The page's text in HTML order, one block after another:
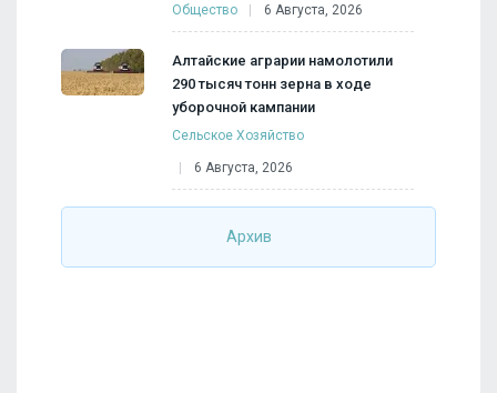
Общество 6 Августа, 2026
Алтайские аграрии намолотили
290 тысяч тонн зерна в ходе
уборочной кампании
Сельское Хозяйство
6 Августа, 2026
Архив